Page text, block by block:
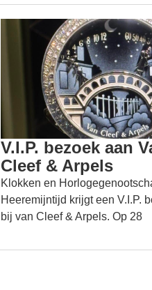
V.I.P. bezoek aan
Cleef & Arpels
Klokken en
Heeremijntijd krijgt een V.I.P.
bij van Cleef & Arpels. Op 28